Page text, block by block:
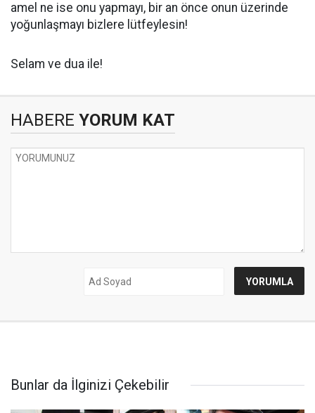
amel ne ise onu yapmayı, bir an önce onun üzerinde
yoğunlaşmayı bizlere lütfeylesin!
Selam ve dua ile!
HABERE YORUM KAT
Bunlar da İlginizi Çekebilir